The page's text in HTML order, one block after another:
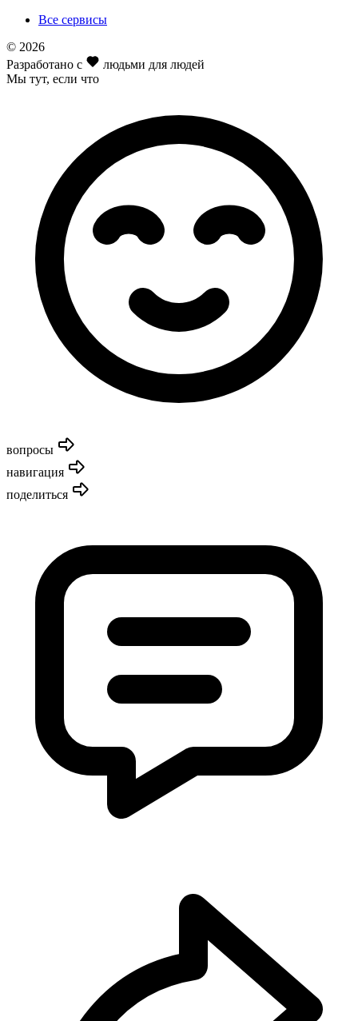
Все сервисы
© 2026
Разработано с
людьми для людей
Мы тут, если что
вопросы
навигация
поделиться